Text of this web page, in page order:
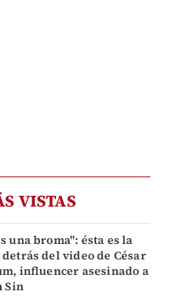
VISTAS
una broma": ésta es la
del video de César
influencer asesinado a
Sin